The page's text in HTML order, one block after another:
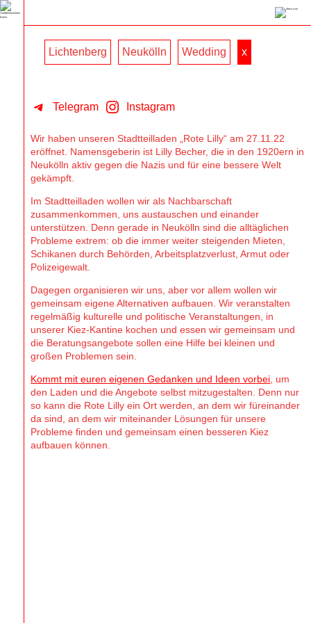
Lichtenberg Neukölln Wedding x
Telegram Instagram
Wir haben unseren Stadtteilladen „Rote Lilly“ am 27.11.22
eröffnet. Namensgeberin ist Lilly Becher, die in den 1920ern in
Neukölln aktiv gegen die Nazis und für eine bessere Welt
gekämpft.
Im Stadtteilladen wollen wir als Nachbarschaft
zusammenkommen, uns austauschen und einander
unterstützen. Denn gerade in Neukölln sind die alltäglichen
Probleme extrem: ob die immer weiter steigenden Mieten,
Schikanen durch Behörden, Arbeitsplatzverlust, Armut oder
Polizeigewalt.
Dagegen organisieren wir uns, aber vor allem wollen wir
gemeinsam eigene Alternativen aufbauen. Wir veranstalten
regelmäßig kulturelle und politische Veranstaltungen, in
unserer Kiez-Kantine kochen und essen wir gemeinsam und
die Beratungsangebote sollen eine Hilfe bei kleinen und
großen Problemen sein.
Kommt mit euren eigenen Gedanken und Ideen vorbei, um
den Laden und die Angebote selbst mitzugestalten. Denn nur
so kann die Rote Lilly ein Ort werden, an dem wir füreinander
da sind, an dem wir miteinander Lösungen für unsere
Probleme finden und gemeinsam einen besseren Kiez
aufbauen können.